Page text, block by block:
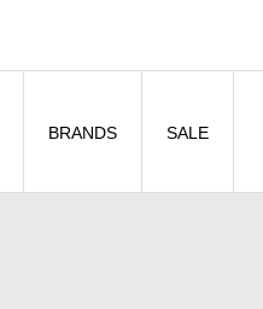
BRANDS SALE